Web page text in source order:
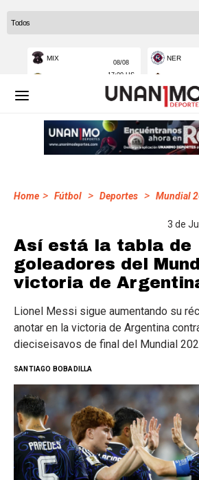
Home > Fútbol > Deportes > Mundial
3 de
Así está la tabla de
goleadores del
victoria de
Lionel Messi sigue aumentando su
anotar en la victoria de Argentina
dieciseisavos de final del Mundial
SANTIAGO BOBADILLA